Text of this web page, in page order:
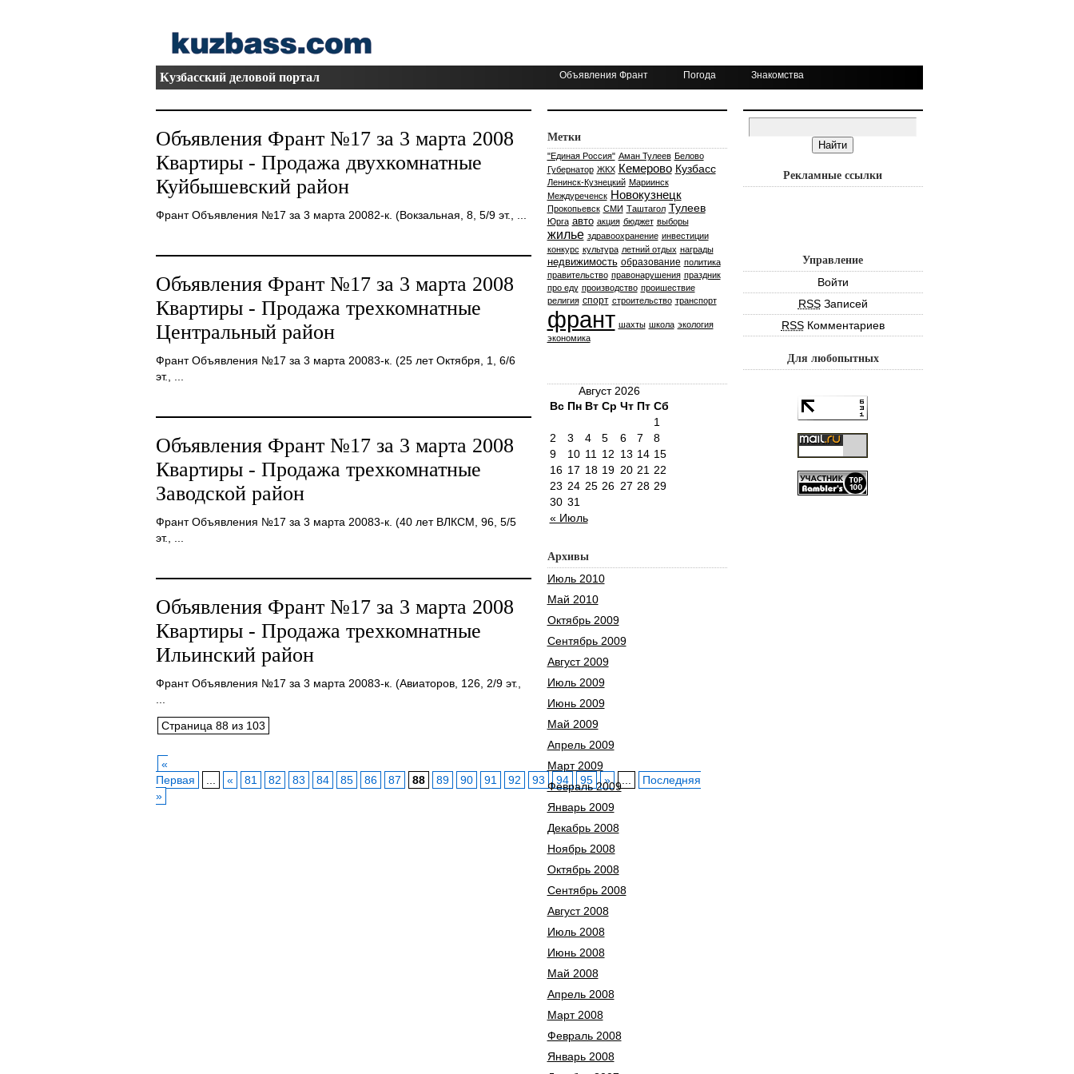
Кузбасский деловой портал Объявления Франт Погода Знакомства
Объявления Франт №17 за 3 марта 2008
Квартиры - Продажа двухкомнатные
Куйбышевский район
Франт Объявления №17 за 3 марта 20082-к. (Вокзальная, 8, 5/9 эт., ...
Объявления Франт №17 за 3 марта 2008
Квартиры - Продажа трехкомнатные
Центральный район
Франт Объявления №17 за 3 марта 20083-к. (25 лет Октября, 1, 6/6
эт., ...
Объявления Франт №17 за 3 марта 2008
Квартиры - Продажа трехкомнатные
Заводской район
Франт Объявления №17 за 3 марта 20083-к. (40 лет ВЛКСМ, 96, 5/5
эт., ...
Объявления Франт №17 за 3 марта 2008
Квартиры - Продажа трехкомнатные
Ильинский район
Франт Объявления №17 за 3 марта 20083-к. (Авиаторов, 126, 2/9 эт.,
Страница 88 из 103
«
Первая
« 81 82 83 84 85 86 87 88 89 90 91 92 93 94 95 »
Последняя
»
Метки
"Единая Россия" Аман Тулеев Белово
Губернатор ЖКХ Кемерово Кузбасс
Ленинск-Кузнецкий Мариинск
Междуреченск Новокузнецк
Прокопьевск СМИ Таштагол Тулеев
Юрга авто акция бюджет выборы
жилье здравоохранение инвестиции
конкурс культура летний отдых награды
недвижимость образование политика
правительство правонарушения праздник
про еду производство проишествие
религия спорт строительство транспорт
франт шахты школа экология
экономика
Август 2026
Вс Пн Вт Ср Чт Пт Сб
« Июль
1
2
3 4 5 6 7
8
9
10 11 12 13 14 15
16 17 18 19 20 21 22
23 24 25 26 27 28 29
30 31
Архивы
Июль 2010
Май 2010
Октябрь 2009
Сентябрь 2009
Август 2009
Июль 2009
Июнь 2009
Май 2009
Апрель 2009
Март 2009
Февраль 2009
Январь 2009
Декабрь 2008
Ноябрь 2008
Октябрь 2008
Сентябрь 2008
Август 2008
Июль 2008
Июнь 2008
Май 2008
Апрель 2008
Март 2008
Февраль 2008
Январь 2008
Рекламные ссылки
Управление
Войти
RSSЗаписей
RSSКомментариев
Для любопытных